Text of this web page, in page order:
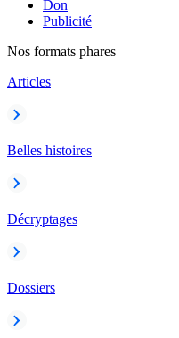
Don
Publicité
Nos formats phares
Articles
Belles histoires
Décryptages
Dossiers